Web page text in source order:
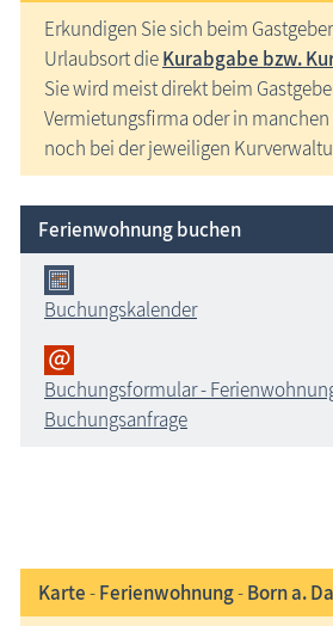
Erkundigen Sie sich beim
Urlaubsort dieKurabgabe bzw.
Sie wird meist direkt beim
Vermietungsfirma oder in
noch bei der jeweiligen
Ferienwohnung buchen
Buchungskalender
Buchungsformular -
Buchungsanfrage
Karte-Ferienwohnung-Born a.